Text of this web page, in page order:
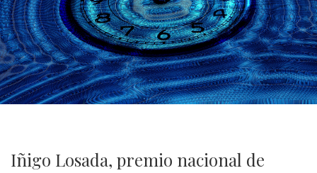
Iñigo Losada, premio nacional de